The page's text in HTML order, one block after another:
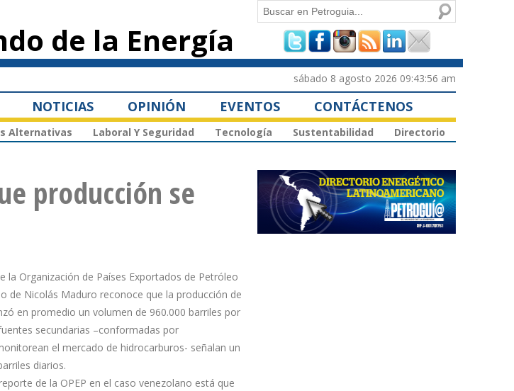
principal
de la Energía
Formulario de
búsqueda
Buscar
sábado 8 agosto 2026 09:43:56 am
NOTICIAS OPINIÓN EVENTOS CONTÁCTENOS
Alternativas Laboral Y Seguridad Tecnología Sustentabilidad Directorio
producción se
la Organización de Países Exportados de Petróleo
de Nicolás Maduro reconoce que la producción de
en promedio un volumen de 960.000 barriles por
secundarias –conformadas por
el mercado de hidrocarburos- señalan un
diarios.
de la OPEP en el caso venezolano está que